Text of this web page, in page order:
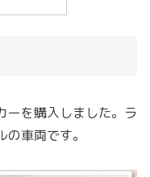
ーを購入しました。ラ
車両です。